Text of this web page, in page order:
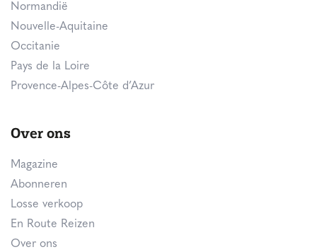
Normandië
Nouvelle-Aquitaine
Occitanie
Pays de la Loire
Provence-Alpes-Côte d’Azur
Over ons
Magazine
Abonneren
Losse verkoop
En Route Reizen
Over ons